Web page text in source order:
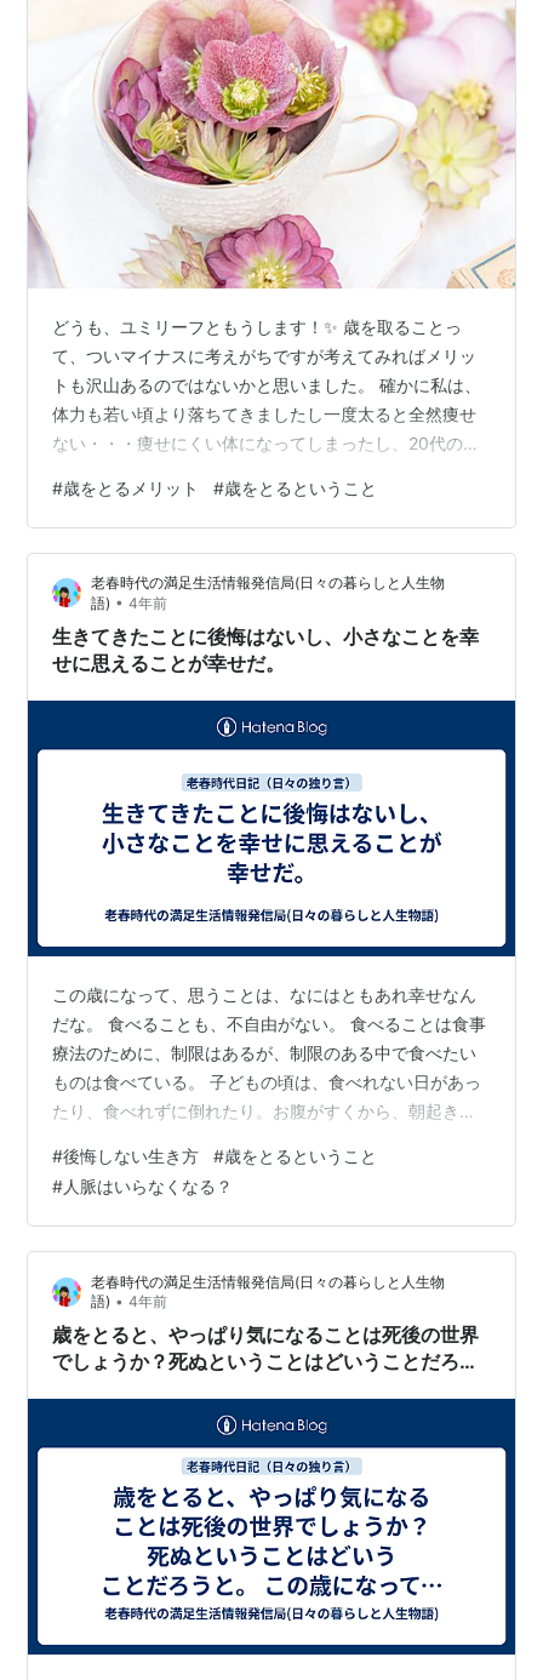
どうも、ユミリーフともうします！✨ 歳を取ることっ
て、ついマイナスに考えがちですが考えてみればメリッ
トも沢山あるのではないかと思いました。 確かに私は、
体力も若い頃より落ちてきましたし一度太ると全然痩せ
ない・・・痩せにくい体になってしまったし、20代の頃
たのに気づいたら乾燥肌・・・💦 オイリー肌が懐かしく
てたまりません！！その時はその時で大変でしたけど、
今は今でもっと大変です💦 でも、若い頃の私を振り返る
とただどこへ向かうかもわからない道をひたすらがむし
ゃらに手探りで進んでいたような気がします。 自分にと
ってどうしたら自分の生きたい道なのかも分…
#歳をとるメリット #歳をとるということ
老春時代の満足生活情報発信局(日々の暮らしと人生物
語) • 4年前
生きてきたことに後悔はないし、小さなことを幸
せに思えることが幸せだ。
この歳になって、思うことは、なにはともあれ幸せなん
だな。 食べることも、不自由がない。 食べることは食事
療法のために、制限はあるが、制限のある中で食べたい
ものは食べている。 子どもの頃は、食べれない日があっ
たり、食べれずに倒れたり。お腹がすくから、朝起き
り。（空腹感があるときは寝ると食べなくていい、これ
は冬眠、いらないエネルギーを消費しない生きる知恵だ
ったかも）。 仕事をしなくなったので、洋服を買うこと
もなくなった。元々、贅沢志向がないから。 最近は、断
捨離とかよく耳にするが、歳をとると言うことは必然的
に、いらないものが増える。 自分のライフス…
#後悔しない生き方 #歳をとるということ
#人脈はいらなくなる？
老春時代の満足生活情報発信局(日々の暮らしと人生物
語) • 4年前
歳をとると、やっぱり気になることは死後の世界
でしょうか？死ぬということはどいうことだろう